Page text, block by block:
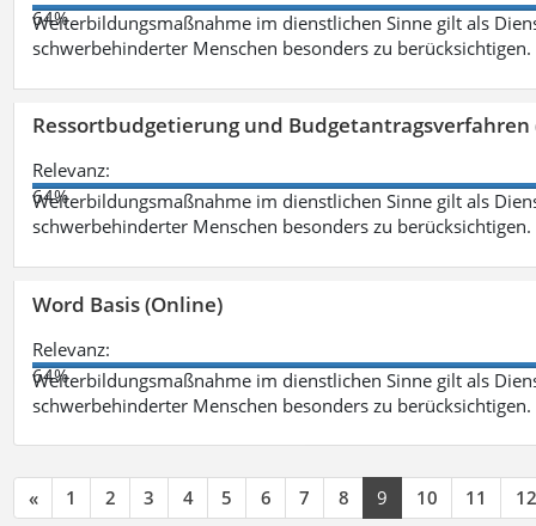
64%
Weiterbildungsmaßnahme im dienstlichen Sinne gilt als
schwerbehinderter Menschen besonders zu berücksichtigen.
Ressortbudgetierung und Budgetantragsverfahren
Relevanz:
64%
Weiterbildungsmaßnahme im dienstlichen Sinne gilt als
schwerbehinderter Menschen besonders zu berücksichtigen.
Word Basis (Online)
Relevanz:
64%
Weiterbildungsmaßnahme im dienstlichen Sinne gilt als
schwerbehinderter Menschen besonders zu berücksichtigen.
« 1 2 3 4 5 6 7 8 9 10 11 12